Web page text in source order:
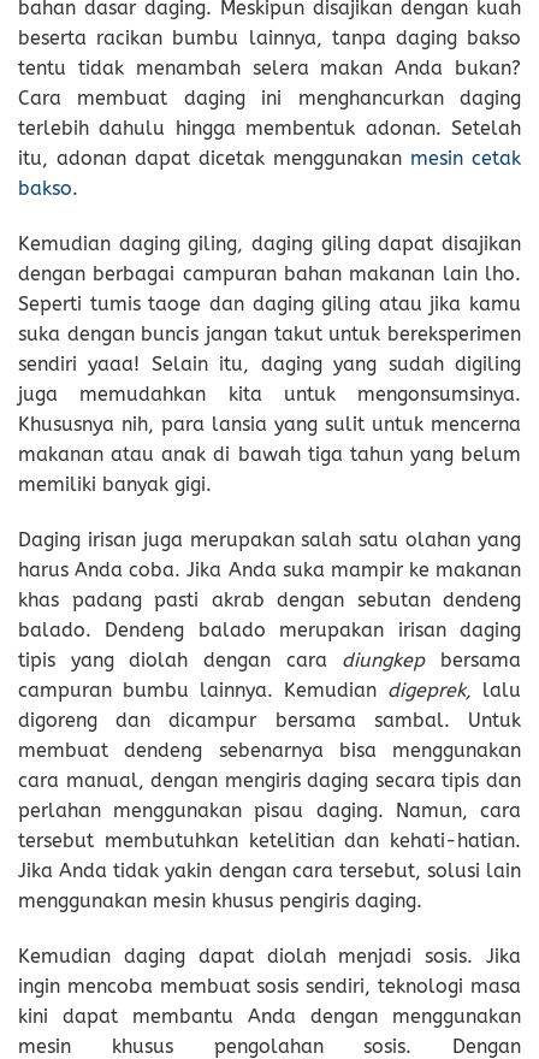
bahan dasar daging. Meskipun disajikan dengan kuah
beserta racikan bumbu lainnya, tanpa daging bakso
tentu tidak menambah selera makan Anda bukan?
Cara membuat daging ini menghancurkan daging
terlebih dahulu hingga membentuk adonan. Setelah
itu, adonan dapat dicetak menggunakan mesin cetak
bakso.
Kemudian daging giling, daging giling dapat disajikan
dengan berbagai campuran bahan makanan lain lho.
Seperti tumis taoge dan daging giling atau jika kamu
suka dengan buncis jangan takut untuk bereksperimen
sendiri yaaa! Selain itu, daging yang sudah digiling
juga memudahkan kita untuk mengonsumsinya.
Khususnya nih, para lansia yang sulit untuk mencerna
makanan atau anak di bawah tiga tahun yang belum
memiliki banyak gigi.
Daging irisan juga merupakan salah satu olahan yang
harus Anda coba. Jika Anda suka mampir ke makanan
khas padang pasti akrab dengan sebutan dendeng
balado. Dendeng balado merupakan irisan daging
tipis yang diolah dengan cara diungkep bersama
campuran bumbu lainnya. Kemudian digeprek, lalu
digoreng dan dicampur bersama sambal. Untuk
membuat dendeng sebenarnya bisa menggunakan
cara manual, dengan mengiris daging secara tipis dan
perlahan menggunakan pisau daging. Namun, cara
tersebut membutuhkan ketelitian dan kehati-hatian.
Jika Anda tidak yakin dengan cara tersebut, solusi lain
menggunakan mesin khusus pengiris daging.
Kemudian daging dapat diolah menjadi sosis. Jika
ingin mencoba membuat sosis sendiri, teknologi masa
kini dapat membantu Anda dengan menggunakan
mesin khusus pengolahan sosis. Dengan